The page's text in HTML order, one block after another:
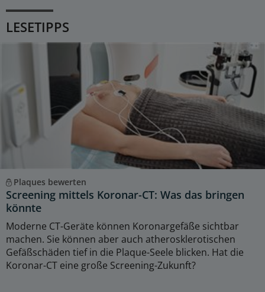
LESETIPPS
Plaques bewerten
Screening mittels Koronar-CT: Was das bringen
könnte
Moderne CT-Geräte können Koronargefäße sichtbar
machen. Sie können aber auch atherosklerotischen
Gefäßschäden tief in die Plaque-Seele blicken. Hat die
Koronar-CT eine große Screening-Zukunft?